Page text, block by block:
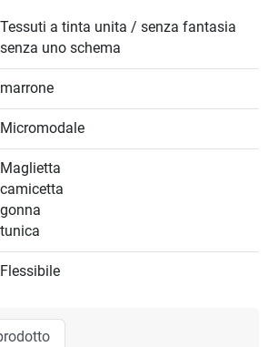
Tessuti a tinta unita / senza fantasia
senza uno schema
marrone
Micromodale
Maglietta
camicetta
gonna
tunica
Flessibile